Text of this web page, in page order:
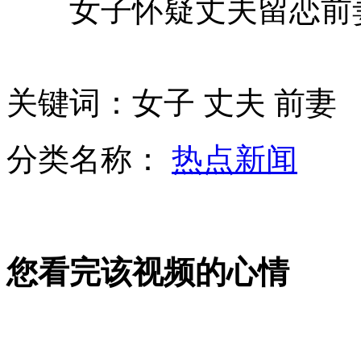
实拍:主持人霸气外漏 掌攉抢镜路人
乐视：张艺谋多妻超生是有预谋的谣言
山西运城恶犬咬伤多人 警民合力深夜将其击毙
女孩北京地铁殴打老人 痛下狠手拳打脚踢
女子怀疑丈夫留恋前
关键词：女子 丈夫 前妻
分类名称： 热点新闻
您看完该视频的心情